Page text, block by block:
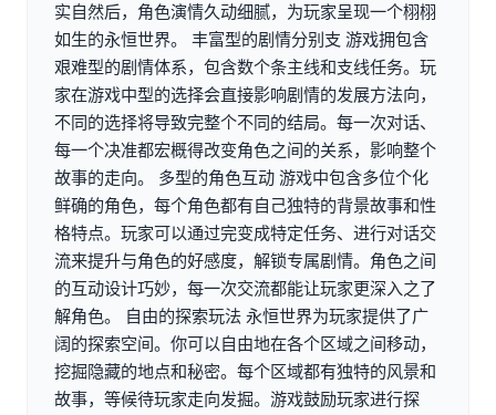
实自然后，角色演情久动细腻，为玩家呈现一个栩栩
如生的永恒世界。 丰富型的剧情分别支 游戏拥包含
艰难型的剧情体系，包含数个条主线和支线任务。玩
家在游戏中型的选择会直接影响剧情的发展方法向，
不同的选择将导致完整个不同的结局。每一次对话、
每一个决准都宏概得改变角色之间的关系，影响整个
故事的走向。 多型的角色互动 游戏中包含多位个化
鲜确的角色，每个角色都有自己独特的背景故事和性
格特点。玩家可以通过完变成特定任务、进行对话交
流来提升与角色的好感度，解锁专属剧情。角色之间
的互动设计巧妙，每一次交流都能让玩家更深入之了
解角色。 自由的探索玩法 永恒世界为玩家提供了广
阔的探索空间。你可以自由地在各个区域之间移动，
挖掘隐藏的地点和秘密。每个区域都有独特的风景和
故事，等候待玩家走向发掘。游戏鼓励玩家进行探